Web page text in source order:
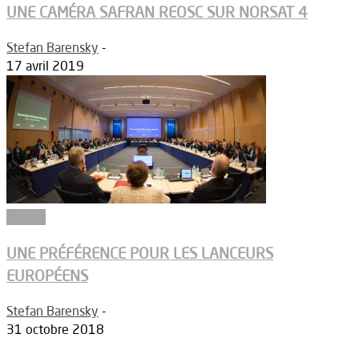
UNE CAMÉRA SAFRAN REOSC SUR NORSAT 4
Stefan Barensky -
17 avril 2019
UNE PRÉFÉRENCE POUR LES LANCEURS
EUROPÉENS
Stefan Barensky -
31 octobre 2018